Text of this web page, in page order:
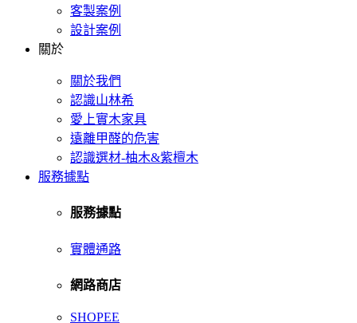
客製案例
設計案例
關於
關於我們
認識山林希
愛上實木家具
遠離甲醛的危害
認識選材-柚木&紫檀木
服務據點
服務據點
實體通路
網路商店
SHOPEE